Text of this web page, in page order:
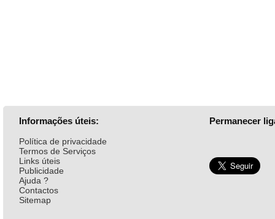
Informações úteis:
Política de privacidade
Termos de Serviços
Links úteis
Publicidade
Ajuda ?
Contactos
Sitemap
Permanecer